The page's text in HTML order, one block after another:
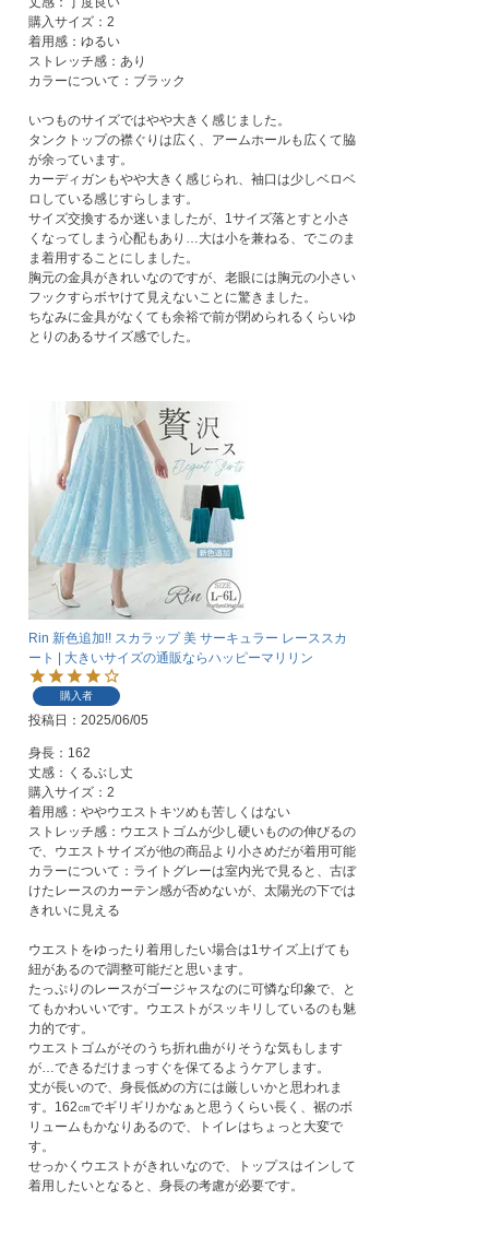
購入サイズ：2
着用感：ゆるい
ストレッチ感：あり
カラーについて：ブラック
いつものサイズではやや大きく感じました。
タンクトップの襟ぐりは広く、アームホールも広くて脇
が余っています。
カーディガンもやや大きく感じられ、袖口は少しベロベ
ロしている感じすらします。
サイズ交換するか迷いましたが、1サイズ落とすと小さ
くなってしまう心配もあり…大は小を兼ねる、でこのま
ま着用することにしました。
胸元の金具がきれいなのですが、老眼には胸元の小さい
フックすらボヤけて見えないことに驚きました。
ちなみに金具がなくても余裕で前が閉められるくらいゆ
とりのあるサイズ感でした。
Rin 新色追加!! スカラップ 美 サーキュラー レーススカ
ート | 大きいサイズの通販ならハッピーマリリン
購入者
投稿日 2025/06/05
身長：162
丈感：くるぶし丈
購入サイズ：2
着用感：ややウエストキツめも苦しくはない
ストレッチ感：ウエストゴムが少し硬いものの伸びるの
で、ウエストサイズが他の商品より小さめだが着用可能
カラーについて：ライトグレーは室内光で見ると、古ぼ
けたレースのカーテン感が否めないが、太陽光の下では
きれいに見える
ウエストをゆったり着用したい場合は1サイズ上げても
紐があるので調整可能だと思います。
たっぷりのレースがゴージャスなのに可憐な印象で、と
てもかわいいです。ウエストがスッキリしているのも魅
力的です。
ウエストゴムがそのうち折れ曲がりそうな気もします
が…できるだけまっすぐを保てるようケアします。
丈が長いので、身長低めの方には厳しいかと思われま
す。162㎝でギリギリかなぁと思うくらい長く、裾のボ
リュームもかなりあるので、トイレはちょっと大変で
す。
せっかくウエストがきれいなので、トップスはインして
着用したいとなると、身長の考慮が必要です。